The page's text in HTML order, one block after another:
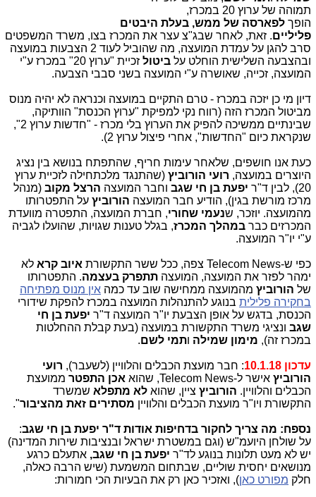
תמוהה של ערוץ 20 במכרז,
הופך לפארסה של ממש, בעלת היבטים
פליליים. זאת, לאחר שבג"צ עצר את המכרז בצו, משרד המשפטים
סרב להגן על עמדת המועצה, מה שהוביל לעוד 2 הצבעות במועצה
ובהצבעה השלישית הוחלט על ביטול
זכיית "ערוץ 20" במכרז ע"י
המועצה, זכייה, שאושרה ע"י המועצה בשני סבבי הצבעה.
דיון מי כן יזכה במכרז - טרם התקיים במועצה וכנראה לא יהיה מנוס
מביטול המכרז הזה (רווח נקי למפיקת "ערוץ הכנסת" הוותיקה,
שבינתיים ממשיכה להפיק את הערוץ בלי מכרז - "חדשות ערוץ 2",
שנקראת כיום "החדשות", אחרי פיצול ערוץ 2).
כעת אנו חושפים, שלאחר עימות חריף, שהתפתח בנושא בין נציג
היוצרים במועצה, רועי הורוביץ (שהתנגד מלכתחילה לזכיית ערוץ
20), לבין ד"ר
יפעת בן חי שגב וחבר המועצה הרצל מקוב (מנהל
מרכז מורשת בגין), הודיע חבר המועצה הורוביץ על התפטרותו
מהמועצה. יוזכר, שנעמי שחורי, חברת המועצה, התפטרה מוועדת
המכרזים כבר במהלך המכרז, בגלל טענות שגויות, שהועלו לגביה
ע"י יו"ר המועצה.
כפי ש-Telecom News צפה, ככל ששר התקשורת איוב קרא לא
ימהר לפזר את המועצה, המועצה תתפרק בעצמה. התפטרותו
של הורוביץ מהמועצה ממחישה שוב עד כמה אין מנוס מפתיחה
בחקירה פלילית בנוגע להתנהלות המועצה במכרז להפקת שידורי
הכנסת, בדגש על אופן הצבעת יו"ר המועצה ד"ר יפעת בן חי
שגב ונציגי משרד התקשורת במועצה (בעת קבלת ההחלטות
במכרז זה), מימון שמילה ותמי לשם.
עדכון 10.1.18 : חבר מועצת הכבלים והלוויין (לשעבר), רועי
הורוביץ אישר ל-Telecom News, שהוא אכן התפטר ממועצת
הכבלים והלוויין. הורוביץ ציין, שהוא לא מתפלא שמשרד
התקשורת ויו"ר מועצת הכבלים והלוויין מסתירים זאת מהציבור".
נספח: מה צריך לחקור בדחיפות אודות ד"ר יפעת בן חי שגב:
על שולחן היועמ"ש (וגם במשטרת ישראל ובנציבות שירות המדינה)
יש לא מעט תלונות בנוגע לד"ר יפעת בן חי שגב, אתעלם כרגע
מנושאים יחסית שוליים, שבתחום המשמעת (שיש הרבה כאלה,
חלק מפורט כאן), ואזכיר כאן רק את הבעיות הכי חמורות: